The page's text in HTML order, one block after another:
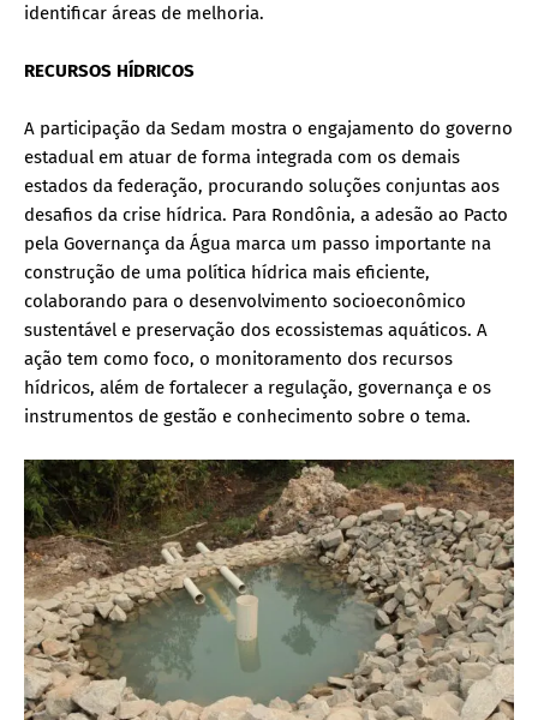
identificar áreas de melhoria.
RECURSOS HÍDRICOS
A participação da Sedam mostra o engajamento do governo
estadual em atuar de forma integrada com os demais
estados da federação, procurando soluções conjuntas aos
desafios da crise hídrica. Para Rondônia, a adesão ao Pacto
pela Governança da Água marca um passo importante na
construção de uma política hídrica mais eficiente,
colaborando para o desenvolvimento socioeconômico
sustentável e preservação dos ecossistemas aquáticos. A
ação tem como foco, o monitoramento dos recursos
hídricos, além de fortalecer a regulação, governança e os
instrumentos de gestão e conhecimento sobre o tema.